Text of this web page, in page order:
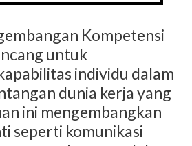
Kompetensi
untuk
individu dalam
dunia kerja yang
ini mengembangkan
seperti komunikasi